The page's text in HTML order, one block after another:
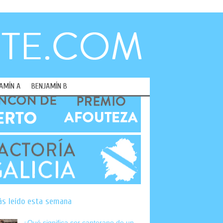
A BENJAMÍN B
leído esta semana